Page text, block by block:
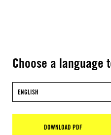
Choose a language
ENGLISH
DOWNLOAD PDF